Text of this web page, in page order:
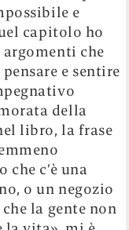
e
capitolo ho
che
e sentire
della
libro, la frase
che c’è una
o un negozio
la gente non